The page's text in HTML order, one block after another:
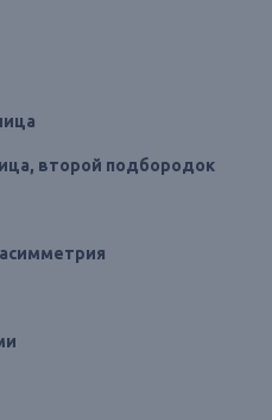
второй подбородок